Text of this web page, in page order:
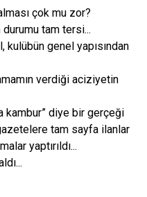
çok mu zor?
tam tersi...
genel yapısından
verdiği aciziyetin
kambur” diye bir gerçeği
tam sayfa ilanlar
yaptırıldı...